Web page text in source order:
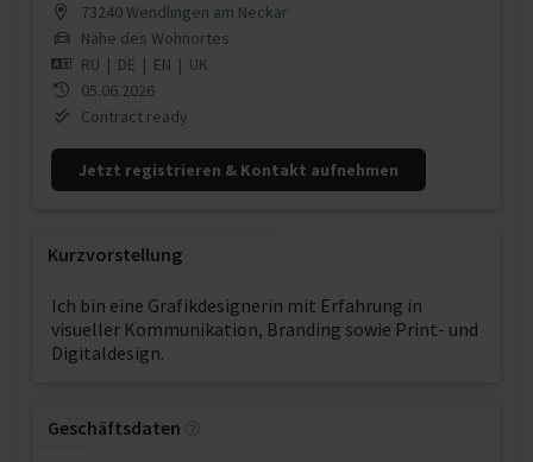
73240 Wendlingen am Neckar
Nähe des Wohnortes
RU | DE | EN | UK
05.06.2026
Contract ready
Jetzt registrieren & Kontakt aufnehmen
Kurzvorstellung
Ich bin eine Grafikdesignerin mit Erfahrung in
visueller Kommunikation, Branding sowie Print- und
Digitaldesign.
Geschäftsdaten